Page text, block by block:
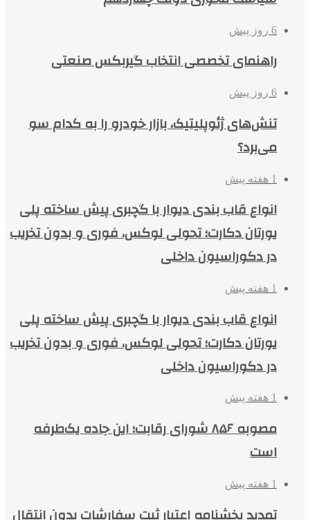
6 روز پیش
راهنمای تخصصی انتخاب گیربکس صنعتی
6 روز پیش
تنش‌های ژئوپلیتیک، بازار خودرو را به کدام سو
می‌برد؟
1 هفته پیش
انواع قاب بندی دیوار با گچبری پیش ساخته پلی
یورتان دکارت؛ تحولی لوکس، فوری و بدون تخریب
در دکوراسیون داخلی
1 هفته پیش
انواع قاب بندی دیوار با گچبری پیش ساخته پلی
یورتان دکارت؛ تحولی لوکس، فوری و بدون تخریب
در دکوراسیون داخلی
1 هفته پیش
مصوبه ۸۵۶ شورای رقابت؛ این جاده یک‌طرفه
است
1 هفته پیش
تمدید بخشنامه اعتبار ثبت سفارشات بدون انتقال